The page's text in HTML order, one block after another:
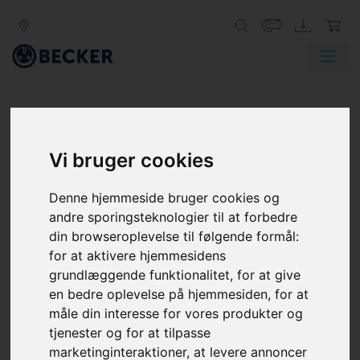
Vi bruger cookies
Denne hjemmeside bruger cookies og
andre sporingsteknologier til at forbedre
din browseroplevelse til følgende formål:
for at aktivere hjemmesidens
grundlæggende funktionalitet,for at give
en bedre oplevelse på hjemmesiden,for at
måle din interesse for vores produkter og
tjenester og for at tilpasse
marketinginteraktioner,at levere annoncer
FEJRING AF 140 ÅRS
INNOVATION:
BECKERS ARV INDEN
FOR VAKUUM- OG
LUFTTEKNOLOGI
2025 markerer en virkelig vigtig milepæl for
BECKER Group, en global leder inden for
industriel vakuumpumpe- og